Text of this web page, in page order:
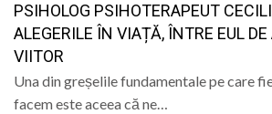
PSIHOLOG PSIHOTERAPEUT
ALEGERILE ÎN VIAȚĂ, ÎNTRE EUL
VIITOR
Una din greșelile fundamentale pe care
facem este aceea că ne…